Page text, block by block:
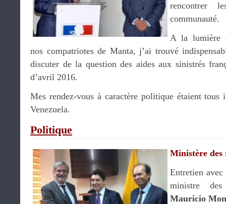
rencontrer
communauté.
A la lumière
nos compatriotes de Manta, j’ai trouvé
discuter de la question des aides aux sinistrés
d’avril 2016.
Mes rendez-vous à caractère politique étaient tous
Venezuela.
Politique
Ministère des
Entretien avec
ministre
Mauricio